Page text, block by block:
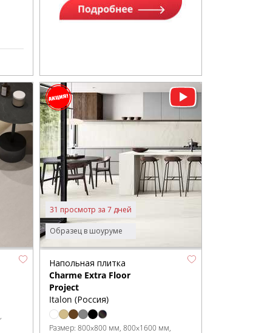
Образец в шоуруме
31 просмотр за 7 дней
Напольная плитка
Charme Extra Floor
Project
Italon (Россия)
Размер: 800x800 мм 800x1600 мм